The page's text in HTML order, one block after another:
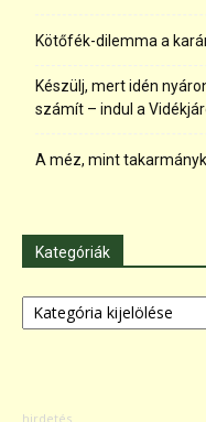
Kötőfék-dilemma a
Készülj, mert idén
számít – indul a
A méz, mint
Kategóriák
Kategóriák